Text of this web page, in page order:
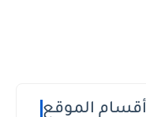
أقسام الموقع